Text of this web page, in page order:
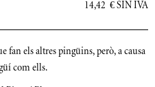
14,42 € SIN IVA
fan els altres pingüins, però, a causa
com ells.